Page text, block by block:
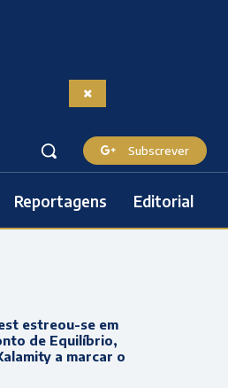
Subscrever
Reportagens Editorial
estreou-se em
de Equilíbrio,
a marcar o